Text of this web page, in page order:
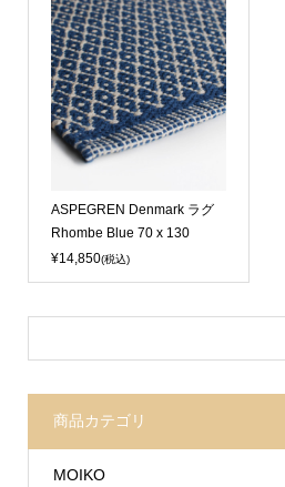
ASPEGREN Denmark ラグ
Rhombe Blue 70 x 130
¥14,850(税込)
商品カテゴリ
MOIKO